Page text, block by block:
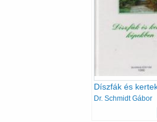
Dr. Schmidt Gábor